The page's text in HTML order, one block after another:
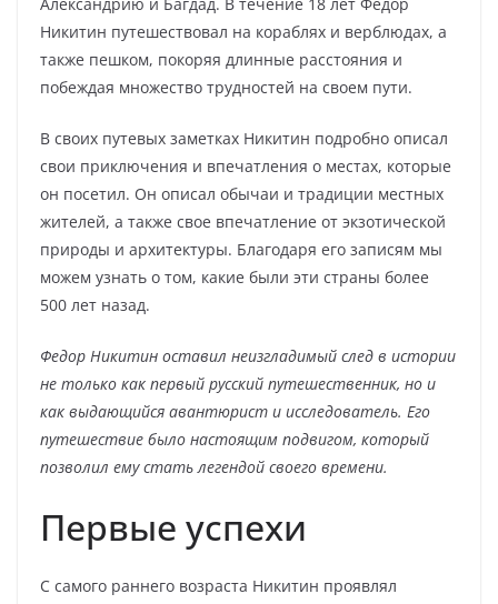
Никитин путешествовал на кораблях и верблюдах, а
также пешком, покоряя длинные расстояния и
побеждая множество трудностей на своем пути.
В своих путевых заметках Никитин подробно описал
свои приключения и впечатления о местах, которые
он посетил. Он описал обычаи и традиции местных
жителей, а также свое впечатление от экзотической
природы и архитектуры. Благодаря его записям мы
можем узнать о том, какие были эти страны более
500 лет назад.
Федор Никитин оставил неизгладимый след в истории
не только как первый русский путешественник, но и
как выдающийся авантюрист и исследователь. Его
путешествие было настоящим подвигом, который
позволил ему стать легендой своего времени.
Первые успехи
С самого раннего возраста Никитин проявлял